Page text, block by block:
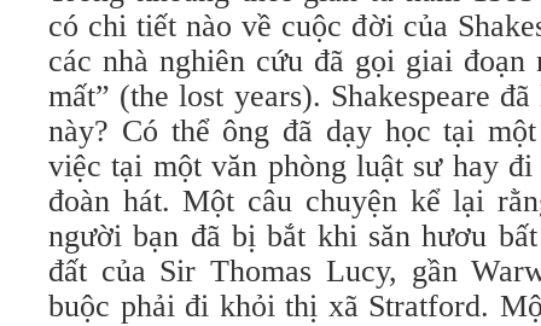
có chi tiết nào về cuộc đời của
các nhà nghiên cứu đã gọi giai đoạn
mất” (the lost years). Shakespeare
này? Có thể ông đã dạy học tại
việc tại một văn phòng luật sư hay
đoàn hát. Một câu chuyện kể lại
người bạn đã bị bắt khi săn hươu
đất của Sir Thomas Lucy, gần
buộc phải đi khỏi thị xã Stratford.